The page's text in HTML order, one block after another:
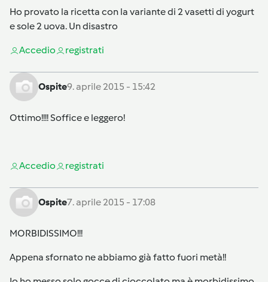
Ho provato la ricetta con la variante di 2 vasetti di yogurt
e sole 2 uova. Un disastro
Accedio registrati
Ospite9. aprile 2015 - 15:42
Ottimo!!!! Soffice e leggero!
Accedio registrati
Ospite7. aprile 2015 - 17:08
MORBIDISSIMO!!!
Appena sfornato ne abbiamo già fatto fuori metà!!